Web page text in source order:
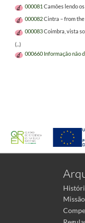
000081 Camões lendo
000082Cintra – from the
000083Coimbra, vista
(...)
000660 Informação não
Missão